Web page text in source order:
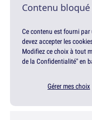
Contenu
Ce contenu est fourni
devez accepter les
Modifiez ce choix à tout
de la Confidentialité" en
Gérer mes choix